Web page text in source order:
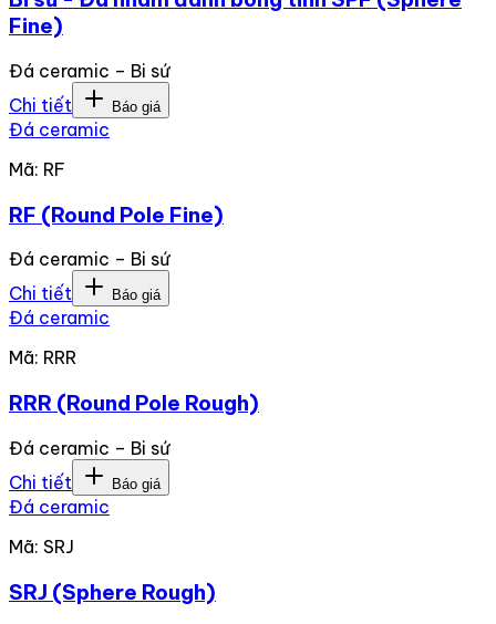
Fine)
Đá ceramic – Bi sứ
Chi tiết
Báo giá
Đá ceramic
Mã: RF
RF (Round Pole Fine)
Đá ceramic – Bi sứ
Chi tiết
Báo giá
Đá ceramic
Mã: RRR
RRR (Round Pole Rough)
Đá ceramic – Bi sứ
Chi tiết
Báo giá
Đá ceramic
Mã: SRJ
SRJ (Sphere Rough)